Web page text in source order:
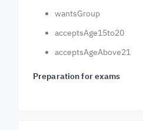
wantsGroup
acceptsAge15to20
acceptsAgeAbove21
Preparation for exams